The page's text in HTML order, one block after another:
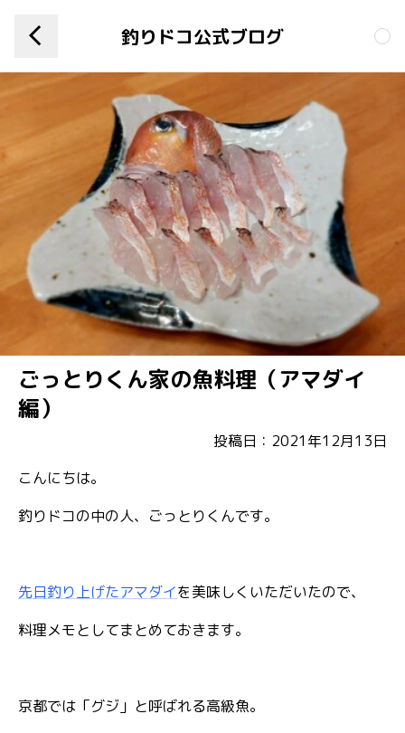
釣りドコ公式ブログ
ごっとりくん家の魚料理（アマダイ
編）
投稿日：2021年12月13日
こんにちは。
釣りドコの中の人、ごっとりくんです。
先日釣り上げたアマダイを美味しくいただいたので、
料理メモとしてまとめておきます。
京都では「グジ」と呼ばれる高級魚。